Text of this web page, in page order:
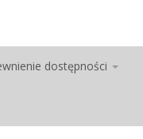
dostępności